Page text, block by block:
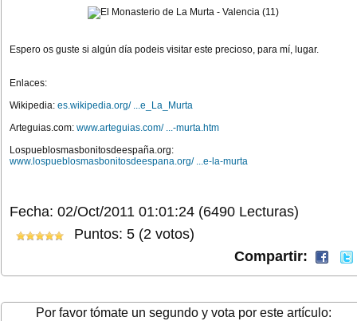
Espero os guste si algún día podeis visitar este precioso, para mí, lugar.
Enlaces:
Wikipedia: es.wikipedia.org/ ...e_La_Murta
Arteguias.com: www.arteguias.com/ ...-murta.htm
Lospueblosmasbonitosdeespaña.org:
www.lospueblosmasbonitosdeespana.org/ ...e-la-murta
Fecha: 02/Oct/2011 01:01:24 (6490 Lecturas)
Puntos: 5 (2 votos)
Compartir:
Por favor tómate un segundo y vota por este artículo: